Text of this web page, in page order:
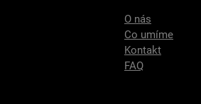
O nás
Co umíme
Kontakt
FAQ